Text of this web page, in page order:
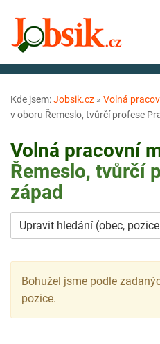
Kde jsem:Jobsik.cz » Volná
v oboru Řemeslo, tvůrčí profese
Volná pracovní
Řemeslo, tvůrčí
západ
Upravit hledání (obec,
Bohužel jsme podle
pozice.